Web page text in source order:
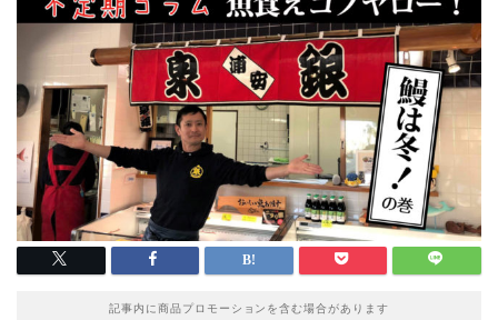
記事内に商品プロモーションを含む場合があります